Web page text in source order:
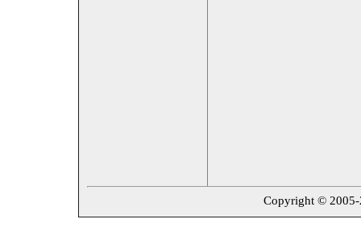
Copyright ©